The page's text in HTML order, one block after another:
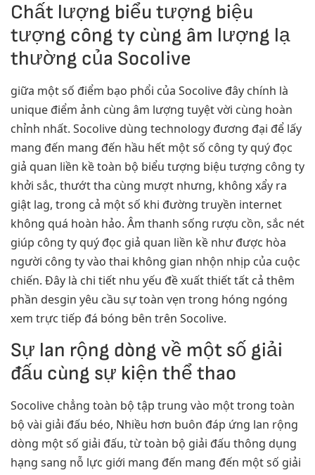
Chất lượng biểu tượng biệu
tượng công ty cùng âm lượng lạ
thường của Socolive
giữa một số điểm bạo phổi của Socolive đây chính là
unique điểm ảnh cùng âm lượng tuyệt vời cùng hoàn
chỉnh nhất. Socolive dùng technology đương đại để lấy
mang đến mang đến hầu hết một số công ty quý đọc
giả quan liền kề toàn bộ biểu tượng biệu tượng công ty
khởi sắc, thướt tha cùng mượt nhưng, không xẩy ra
giật lag, trong cả một số khi đường truyền internet
không quá hoàn hảo. Âm thanh sống rượu cồn, sắc nét
giúp công ty quý đọc giả quan liền kề như được hòa
người công ty vào thai không gian nhộn nhịp của cuộc
chiến. Đây là chi tiết nhu yếu đề xuất thiết tất cả thêm
phần desgin yêu cầu sự toàn vẹn trong hóng ngóng
xem trực tiếp đá bóng bên trên Socolive.
Sự lan rộng dòng về một số giải
đấu cùng sự kiện thể thao
Socolive chẳng toàn bộ tập trung vào một trong toàn
bộ vài giải đấu béo, Nhiều hơn buôn đáp ứng lan rộng
dòng một số giải đấu, từ toàn bộ giải đấu thông dụng
hạng sang nỗ lực giới mang đến mang đến một số giải